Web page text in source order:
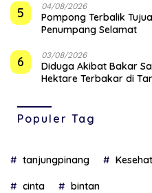
5 04/08/2026
Pompong Terbalik
Penumpang Selamat
6 03/08/2026
Diduga Akibat Bakar
Hektare Terbakar di
Populer Tag
tanjungpinang
cinta bintan